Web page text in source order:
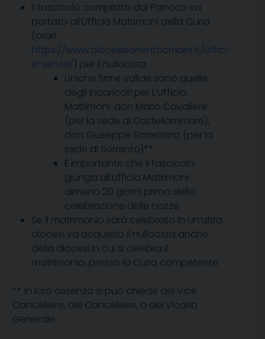
Il fascicolo compilato dal Parroco va
portato all’Ufficio Matrimoni della Curia
(orari
https://www.diocesisorrentocmare.it/uffici-
e-servizi/) per il nullaosta
Uniche firme valide sono quelle
degli Incaricati per L’Ufficio
Matrimoni: don Mario Cavaliere
(per la sede di Castellammare),
don Giuseppe Sorrentino (per la
sede di Sorrento)**
È importante che il fascicolo
giunga all’Ufficio Matrimoni
almeno 20 giorni prima della
celebrazione delle nozze
Se il matrimonio sarà celebrato in un’altra
diocesi va acquisito il nullaosta anche
della diocesi in cui si celebra il
matrimonio, presso la Curia competente
** In loro assenza si può chiede del Vice
Cancelliere, del Cancelliere, o del Vicario
Generale.